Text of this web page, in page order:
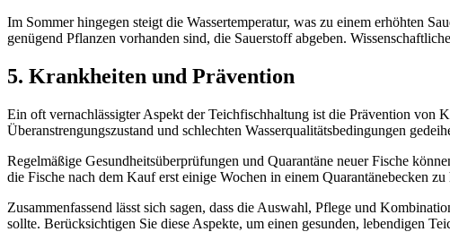
Im Sommer hingegen steigt die Wassertemperatur, was zu einem erhöhten
genügend Pflanzen vorhanden sind, die Sauerstoff abgeben.
5. Krankheiten und Prävention
Ein oft vernachlässigter Aspekt der Teichfischhaltung ist die Prävention
Überanstrengungszustand und schlechten Wasserqualitätsbedingungen
Regelmäßige Gesundheitsüberprüfungen und Quarantäne neuer Fische
die Fische nach dem Kauf erst einige Wochen in einem Quarantänebecken
Zusammenfassend lässt sich sagen, dass die Auswahl, Pflege und
sollte. Berücksichtigen Sie diese Aspekte, um einen gesunden, lebendigen